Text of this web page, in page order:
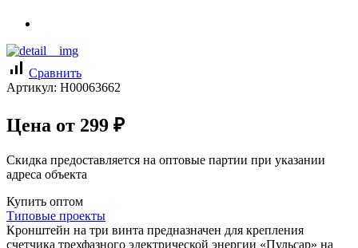
signal_cellular_alt Сравнить
Артикул: Н00063662
Цена от 299 ₽
Скидка предоставляется на оптовые партии при указании
адреса объекта
Купить оптом
Типовые проекты
Кронштейн на три винта предназначен для крепления
счетчика трехфазного электрической энергии «Пульсар» на